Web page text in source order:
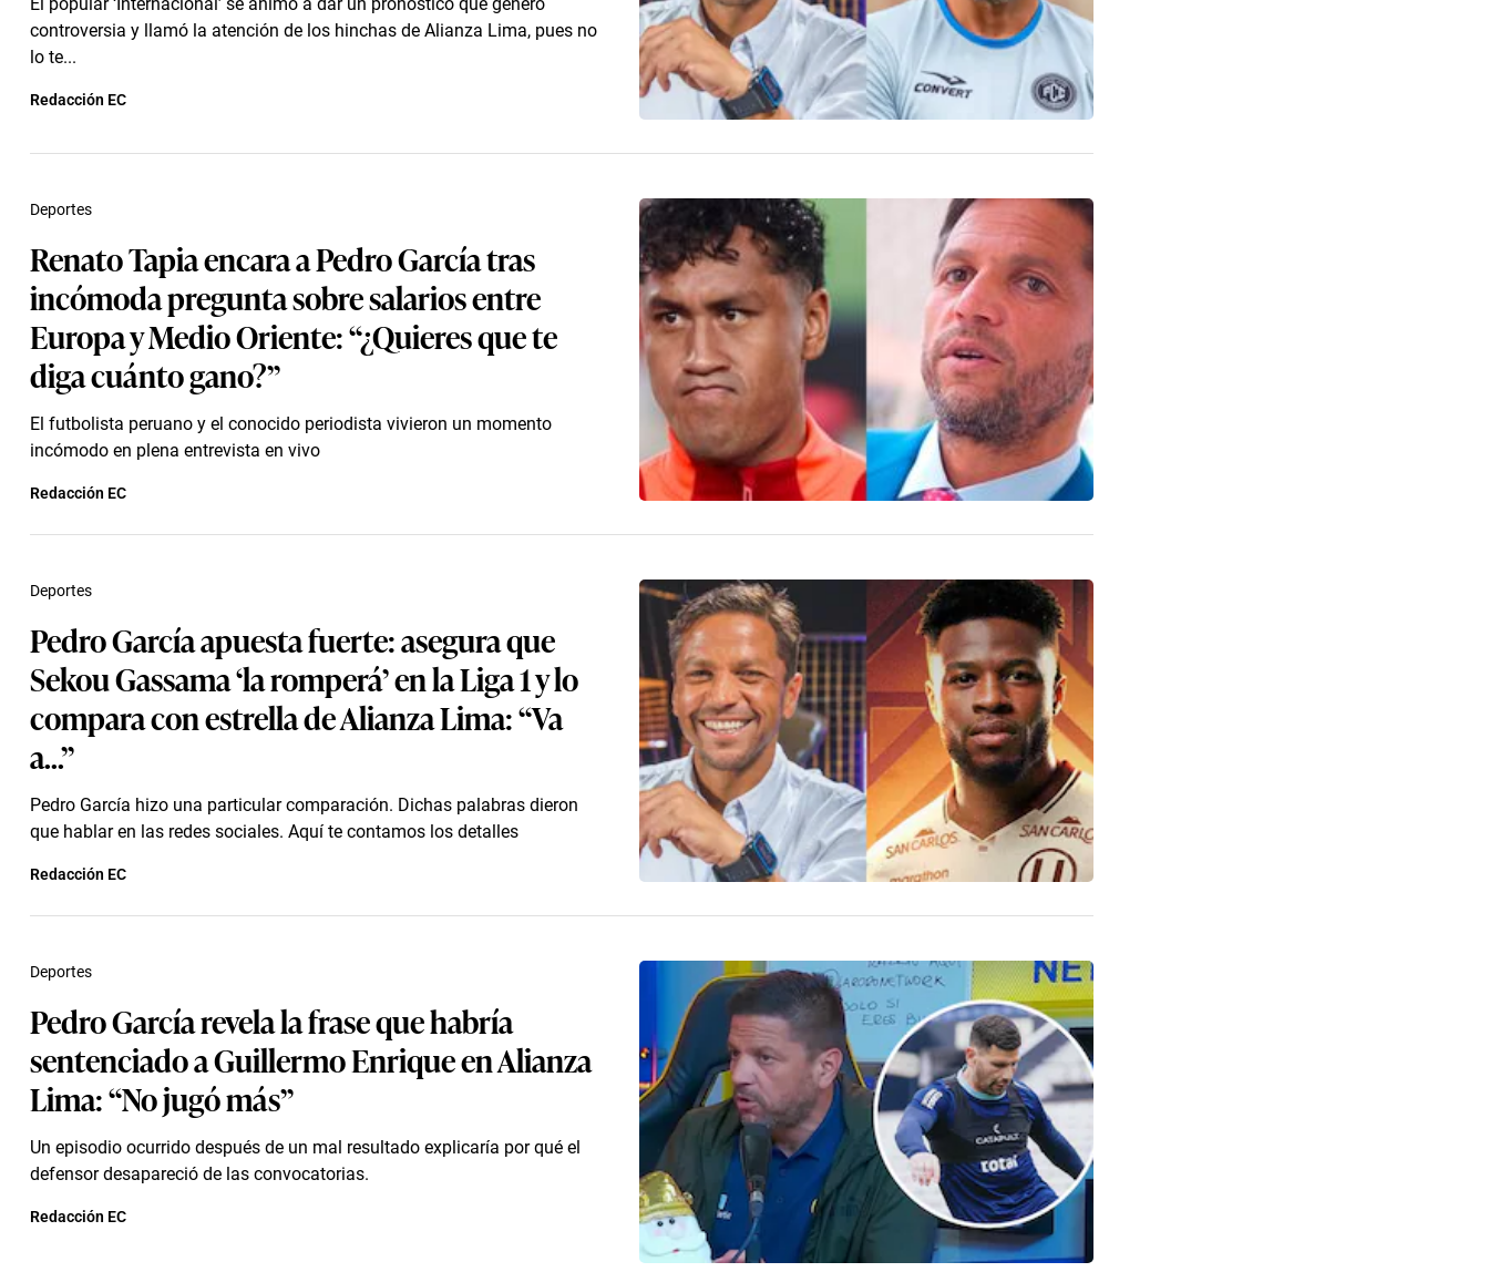
controversia y llamó la atención de los hinchas de Alianza Lima, pues no
lo te...
Redacción EC
Renato Tapia encara a Pedro García tras
incómoda pregunta sobre salarios entre
Europa y Medio Oriente: “¿Quieres que te
diga cuánto gano?”
El futbolista peruano y el conocido periodista vivieron un momento
incómodo en plena entrevista en vivo
Deportes
Redacción EC
Pedro García apuesta fuerte: asegura que
Sekou Gassama ‘la romperá’ en la Liga 1 y lo
compara con estrella de Alianza Lima: “Va
a...”
Pedro García hizo una particular comparación. Dichas palabras dieron
que hablar en las redes sociales. Aquí te contamos los detalles
Deportes
Redacción EC
Pedro García revela la frase que habría
sentenciado a Guillermo Enrique en Alianza
Lima: “No jugó más”
Un episodio ocurrido después de un mal resultado explicaría por qué el
defensor desapareció de las convocatorias.
Deportes
Redacción EC